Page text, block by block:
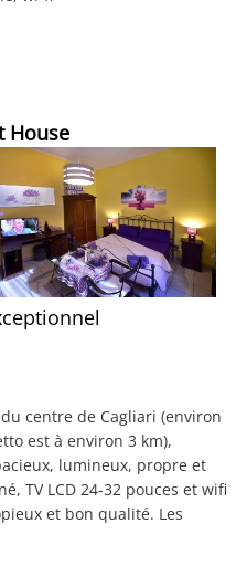
House
centre de Cagliari (environ
est à environ 3 km),
lumineux, propre et
TV LCD 24-32 pouces et wifi
et bon qualité. Les